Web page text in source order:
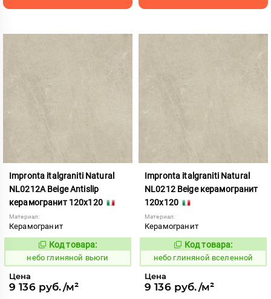
Impronta italgraniti Natural
NL0212A Beige Antislip
керамогранит 120x120
Материал:
Керамогранит
1111514
Код товара:
небо глиняной вьюги
Цена
9 136 руб./м²
Impronta italgraniti Natural
NL0212 Beige керамогранит
120x120
Материал:
Керамогранит
1111513
Код товара:
небо глиняной вселенной
Цена
9 136 руб./м²